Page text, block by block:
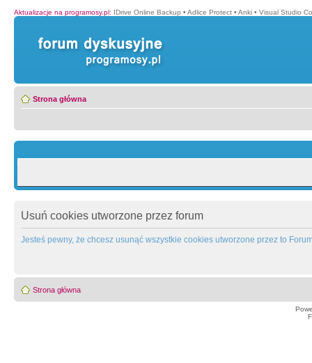
Aktualizacje na programosy.pl: IDrive Online Backup • Adlice Protect • Anki • Visual Studio
Strona główna
Usuń cookies utworzone przez forum
Jesteś pewny, że chcesz usunąć wszystkie cookies utworzone przez to
Strona główna